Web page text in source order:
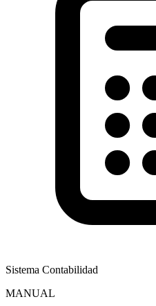
Sistema Contabilidad
MANUAL